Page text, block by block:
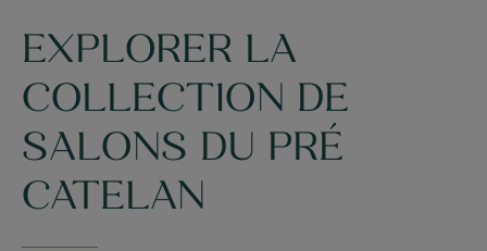
EXPLORER LA
COLLECTION DE
SALONS DU PRÉ
CATELAN